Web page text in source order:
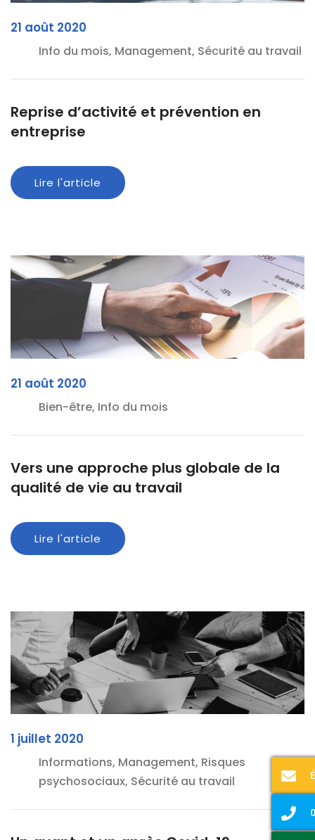
21 août 2020
Info du mois, Management, Sécurité au travail
Reprise d’activité et prévention en
entreprise
Lire l'article
21 août 2020
Bien-être, Info du mois
Vers une approche plus globale de la
qualité de vie au travail
Lire l'article
1 juillet 2020
Informations, Management, Risques
psychosociaux, Sécurité au travail